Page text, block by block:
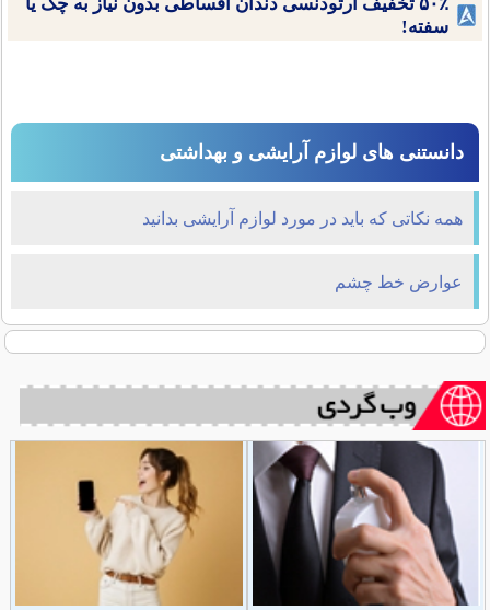
سفته!
دانستنی های لوازم آرایشی و بهداشتی
همه نکاتی که باید در مورد لوازم آرایشی بدانید
عوارض خط چشم